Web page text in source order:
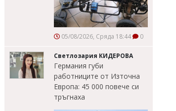
05/08/2026, Сряда 18:44 0
Светлозария КИДЕРОВА
Германия губи
работниците от Източна
Европа: 45 000 повече си
тръгнаха